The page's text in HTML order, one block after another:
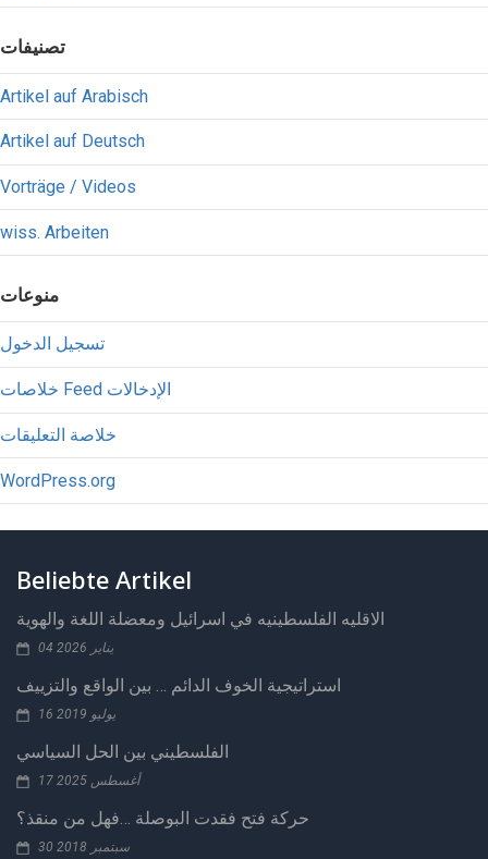
تصنيفات
Artikel auf Arabisch
Artikel auf Deutsch
Vorträge / Videos
wiss. Arbeiten
منوعات
تسجيل الدخول
خلاصات Feed الإدخالات
خلاصة التعليقات
WordPress.org
Beliebte Artikel
الاقليه الفلسطينيه في اسرائيل ومعضلة اللغة والهوية
04 يناير 2026
استراتيجية الخوف الدائم … بين الواقع والتزييف
16 يوليو 2019
الفلسطيني بين الحل السياسي
17 أغسطس 2025
حركة فتح فقدت البوصلة …فهل من منقذ؟
30 سبتمبر 2018